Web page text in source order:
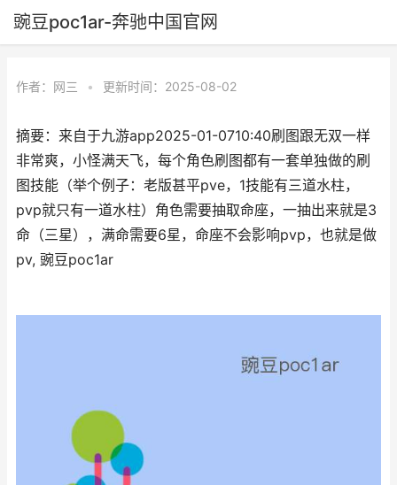
豌豆poc1ar-奔驰中国官网
作者： 网三 • 更新时间：2025-08-02
摘要：来自于九游app2025-01-0710:40刷图跟无双一样
非常爽，小怪满天飞，每个角色刷图都有一套单独做的刷
图技能（举个例子：老版甚平pve，1技能有三道水柱，
pvp就只有一道水柱）角色需要抽取命座，一抽出来就是3
命（三星），满命需要6星，命座不会影响pvp，也就是做
pv, 豌豆poc1ar